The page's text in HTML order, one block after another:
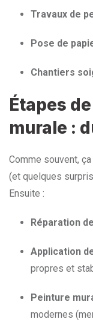
Travaux de
Pose de
Chantiers
Étapes
murale :
Comme souvent,
(et quelques
Ensuite :
Réparation
Application
propres et
Peinture
modernes